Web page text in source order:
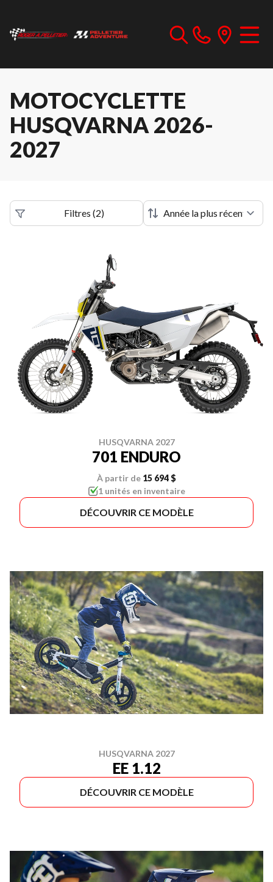
MOTOCYCLETTE
HUSQVARNA 2026-
2027
Filtres (2)
HUSQVARNA 2027
701 ENDURO
À partir de 15 694 $
1 unités en inventaire
DÉCOUVRIR CE MODÈLE
HUSQVARNA 2027
EE 1.12
DÉCOUVRIR CE MODÈLE